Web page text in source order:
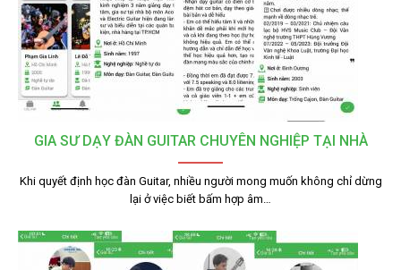
GIA SƯ DẠY ĐÀN GUITAR CHUYÊN NGHIỆP TẠI NHÀ
Khi quyết định học đàn Guitar, nhiều người mong muốn không chỉ dừng
lại ở việc biết bấm hợp âm…